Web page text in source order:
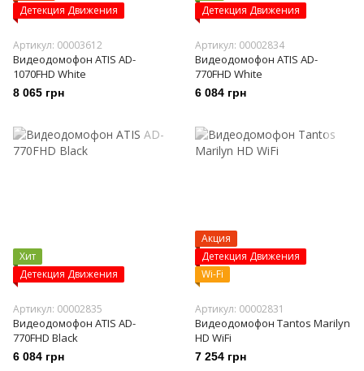
Детекция Движения
Артикул: 00003612
Видеодомофон ATIS AD-
1070FHD White
8 065 грн
Детекция Движения
Артикул: 00002834
Видеодомофон ATIS AD-
770FHD White
6 084 грн
Хит
Детекция Движения
Артикул: 00002835
Видеодомофон ATIS AD-
770FHD Black
6 084 грн
Акция
Детекция Движения
Wi-Fi
Артикул: 00002831
Видеодомофон Tantos Marilyn
HD WiFi
7 254 грн